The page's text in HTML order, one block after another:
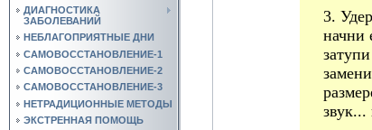
ДИАГНОСТИКА
ЗАБОЛЕВАНИЙ
НЕБЛАГОПРИЯТНЫЕ ДНИ
САМОВОССТАНОВЛЕНИЕ-1
САМОВОССТАНОВЛЕНИЕ-2
САМОВОССТАНОВЛЕНИЕ-3
НЕТРАДИЦИОННЫЕ МЕТОДЫ
ЭКСТРЕННАЯ ПОМОЩЬ
3.
начни
звук...